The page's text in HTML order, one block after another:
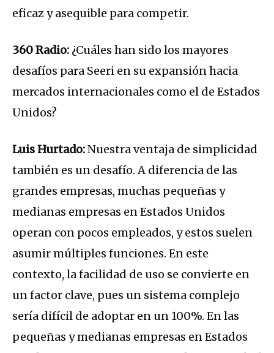
eficaz y asequible para competir.
360 Radio: ¿Cuáles han sido los mayores
desafíos para Seeri en su expansión hacia
mercados internacionales como el de Estados
Unidos?
Luis Hurtado:Nuestra ventaja de simplicidad
también es un desafío. A diferencia de las
grandes empresas, muchas pequeñas y
medianas empresas en Estados Unidos
operan con pocos empleados, y estos suelen
asumir múltiples funciones. En este
contexto, la facilidad de uso se convierte en
un factor clave, pues un sistema complejo
sería difícil de adoptar en un 100%. En las
pequeñas y medianas empresas en Estados